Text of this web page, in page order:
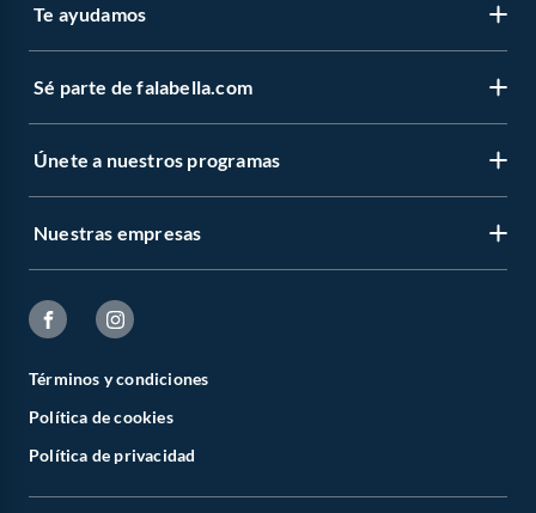
Te ayudamos
Sé parte de falabella.com
Únete a nuestros programas
Nuestras empresas
Términos y condiciones
Política de cookies
Política de privacidad